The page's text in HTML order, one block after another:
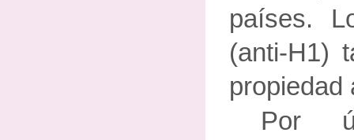
países.
(anti-H1)
propiedad
Por